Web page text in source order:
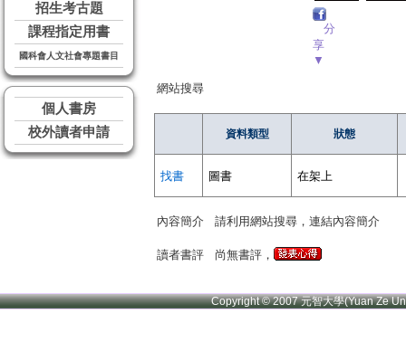
招生考古題
課程指定用書
國科會人文社會專題書目
個人書房
校外讀者申請
分
享
▼
網站搜尋
資料類型 狀態
找書 圖書 在架上
內容簡介 請利用網站搜尋，連結內容簡介
讀者書評 尚無書評，
Copyright © 2007 元智大學(Yuan Ze